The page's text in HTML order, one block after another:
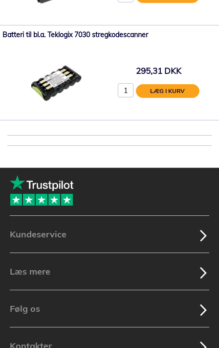
Batteri til bl.a. Teklogix 7030 stregkodescanner
295,31 DKK
LÆG I KURV
Kundeservice
Læs mere
Følg os